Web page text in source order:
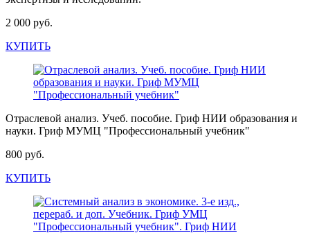
2 000 руб.
КУПИТЬ
Отраслевой анализ. Учеб. пособие. Гриф НИИ образования и
науки. Гриф МУМЦ "Профессиональный учебник"
800 руб.
КУПИТЬ